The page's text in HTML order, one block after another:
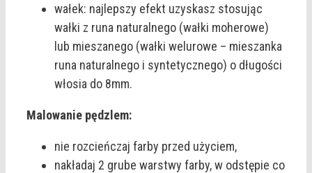
wałek: najlepszy efekt uzyskasz stosując
wałki z runa naturalnego (wałki moherowe)
lub mieszanego (wałki welurowe – mieszanka
runa naturalnego i syntetycznego) o długości
włosia do 8mm.
Malowanie pędzlem:
nie rozcieńczaj farby przed użyciem,
nakładaj 2 grube warstwy farby, w odstępie co